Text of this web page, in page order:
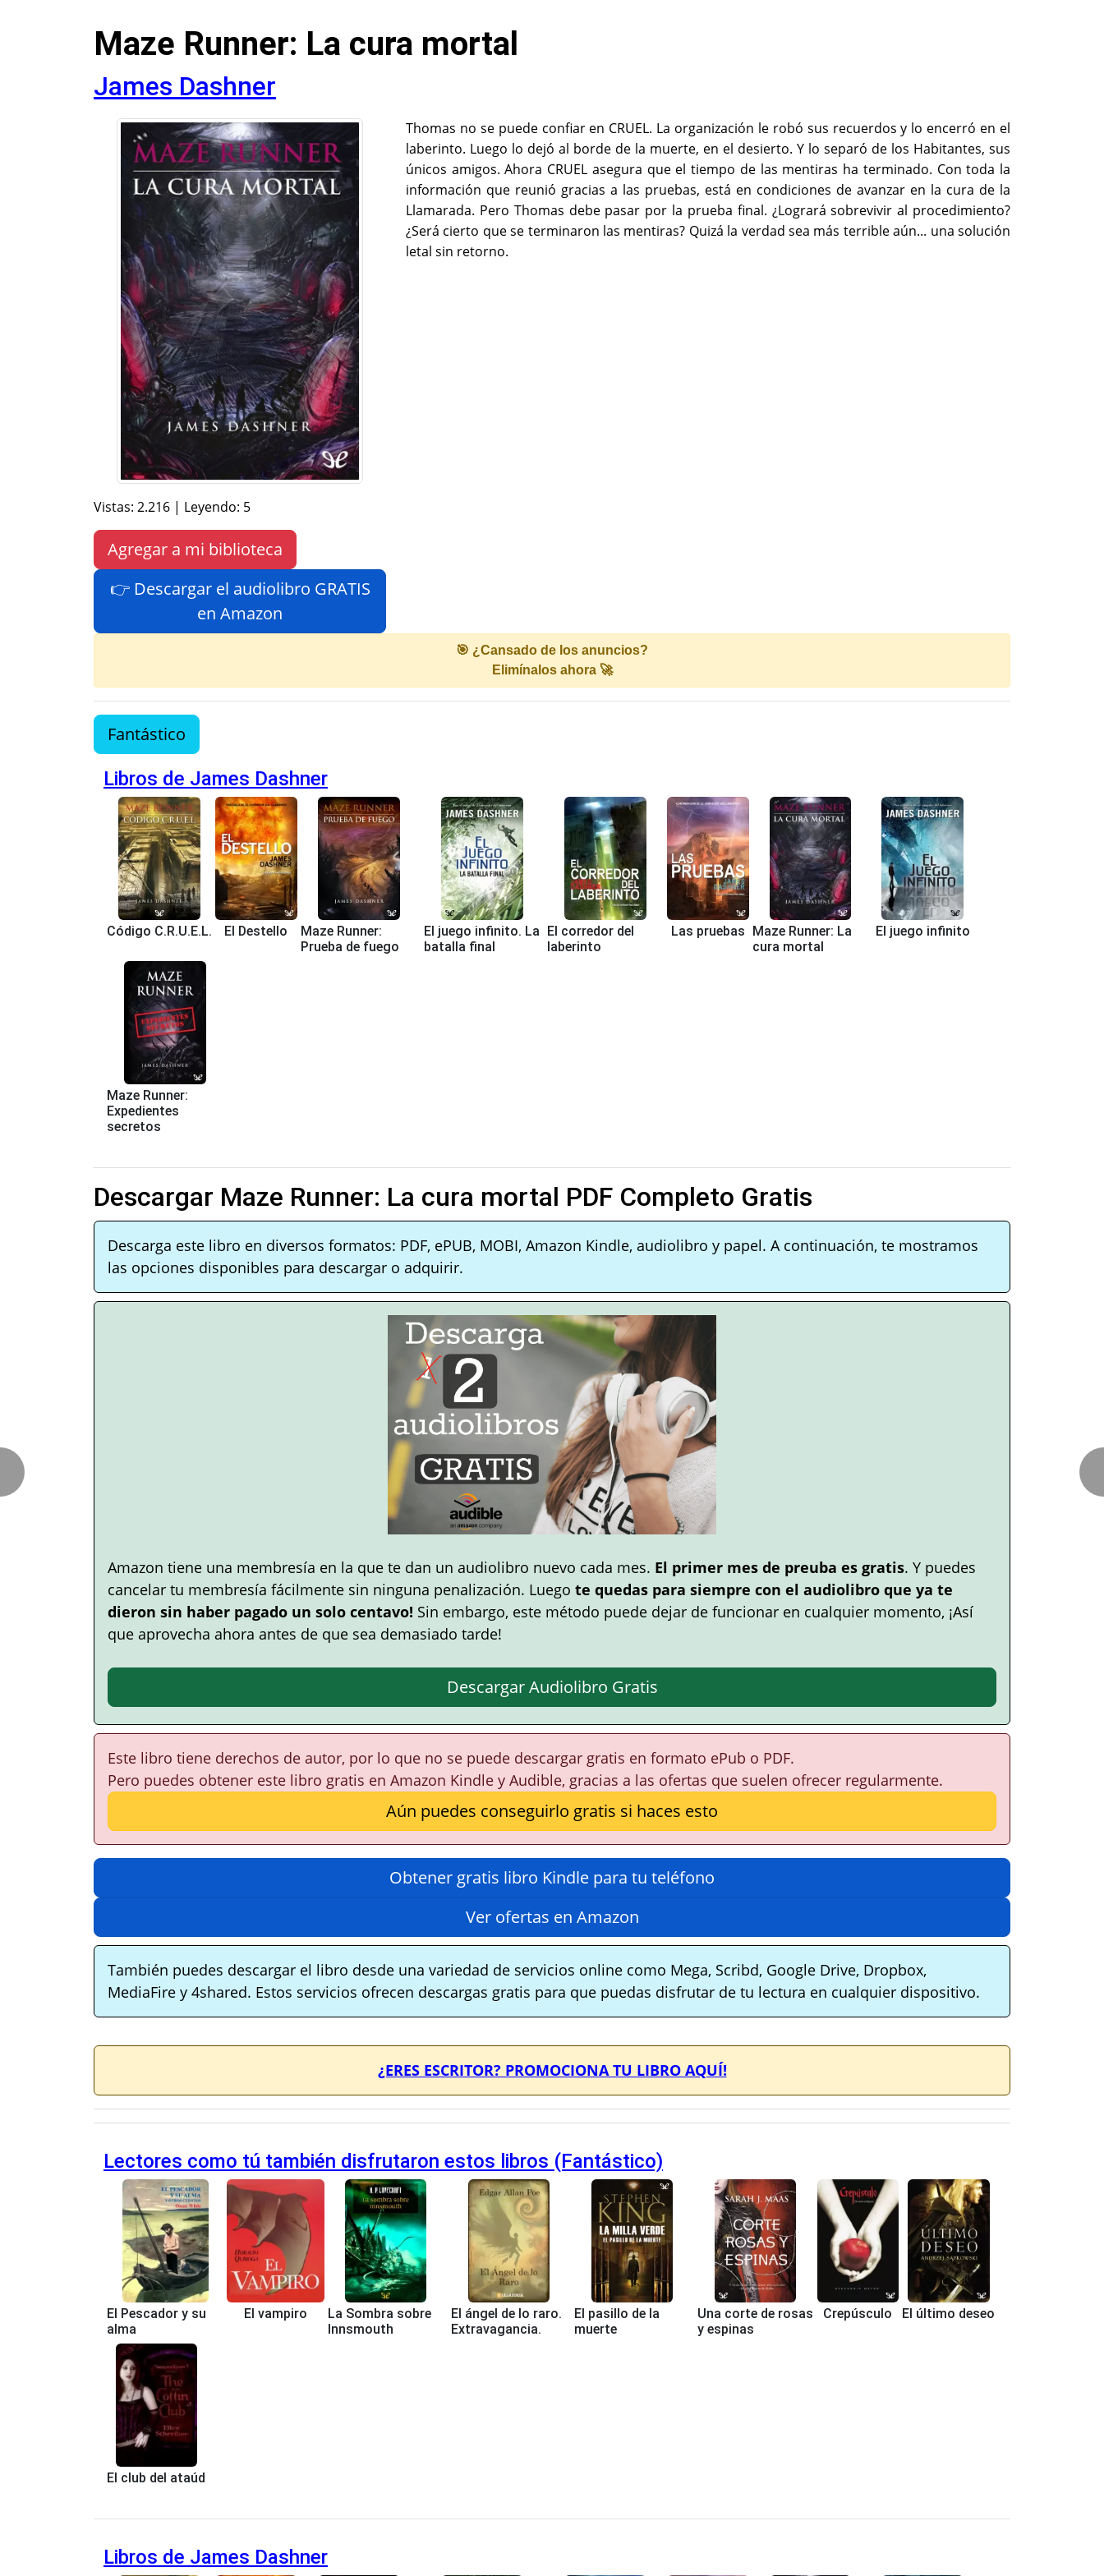
Maze Runner: La cura mortal
James Dashner
Vistas: 2.216 | Leyendo: 5
Agregar a mi biblioteca
👉 Descargar el audiolibro GRATIS
en Amazon
Thomas no se puede confiar en CRUEL. La organización le robó sus recuerdos y lo encerró en el
laberinto. Luego lo dejó al borde de la muerte, en el desierto. Y lo separó de los Habitantes, sus
únicos amigos. Ahora CRUEL asegura que el tiempo de las mentiras ha terminado. Con toda la
información que reunió gracias a las pruebas, está en condiciones de avanzar en la cura de la
Llamarada. Pero Thomas debe pasar por la prueba final. ¿Logrará sobrevivir al procedimiento?
¿Será cierto que se terminaron las mentiras? Quizá la verdad sea más terrible aún... una solución
letal sin retorno.
🎯 ¿Cansado de los anuncios?
Elimínalos ahora 🚀
Fantástico
Libros de James Dashner
Código C.R.U.E.L. El Destello
Maze Runner:
Prueba de fuego
El juego infinito. La
batalla final
El corredor del
laberinto
Las pruebas Maze Runner: La
cura mortal
El juego infinito
Maze Runner:
Expedientes
secretos
Descargar Maze Runner: La cura mortal PDF Completo Gratis
Descarga este libro en diversos formatos: PDF, ePUB, MOBI, Amazon Kindle, audiolibro y papel. A continuación, te mostramos
las opciones disponibles para descargar o adquirir.
Amazon tiene una membresía en la que te dan un audiolibro nuevo cada mes. El primer mes de preuba es gratis. Y puedes
cancelar tu membresía fácilmente sin ninguna penalización. Luego te quedas para siempre con el audiolibro que ya te
dieron sin haber pagado un solo centavo! Sin embargo, este método puede dejar de funcionar en cualquier momento, ¡Así
que aprovecha ahora antes de que sea demasiado tarde!
Descargar Audiolibro Gratis
Este libro tiene derechos de autor, por lo que no se puede descargar gratis en formato ePub o PDF.
Pero puedes obtener este libro gratis en Amazon Kindle y Audible, gracias a las ofertas que suelen ofrecer regularmente.
Aún puedes conseguirlo gratis si haces esto
Obtener gratis libro Kindle para tu teléfono
Ver ofertas en Amazon
También puedes descargar el libro desde una variedad de servicios online como Mega, Scribd, Google Drive, Dropbox,
MediaFire y 4shared. Estos servicios ofrecen descargas gratis para que puedas disfrutar de tu lectura en cualquier dispositivo.
¿ERES ESCRITOR? PROMOCIONA TU LIBRO AQUÍ!
Lectores como tú también disfrutaron estos libros (Fantástico)
El Pescador y su
alma
El vampiro
La Sombra sobre
Innsmouth
El ángel de lo raro.
Extravagancia.
El pasillo de la
muerte
Una corte de rosas
y espinas
Crepúsculo El último deseo
El club del ataúd
Libros de James Dashner